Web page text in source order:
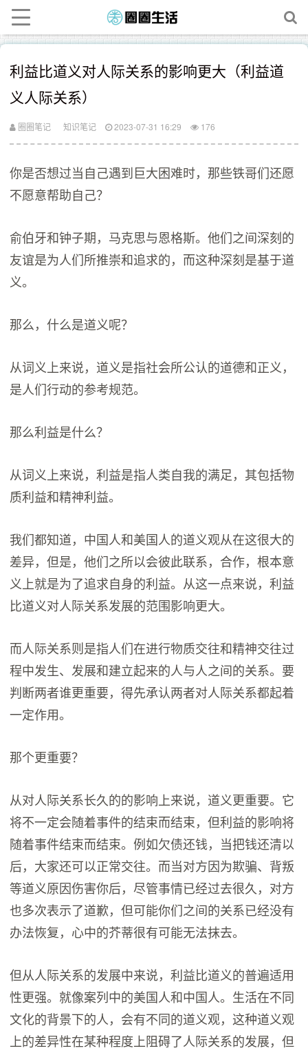
利益比道义对人际关系的影响更大（利益道
义人际关系）
圈圈笔记 知识笔记 2023-07-31 16:29 176
你是否想过当自己遇到巨大困难时，那些铁哥们还愿
不愿意帮助自己？
俞伯牙和钟子期，马克思与恩格斯。他们之间深刻的
友谊是为人们所推崇和追求的，而这种深刻是基于道
义。
那么，什么是道义呢？
从词义上来说，道义是指社会所公认的道德和正义，
是人们行动的参考规范。
那么利益是什么？
从词义上来说，利益是指人类自我的满足，其包括物
质利益和精神利益。
我们都知道，中国人和美国人的道义观从在这很大的
差异，但是，他们之所以会彼此联系，合作，根本意
义上就是为了追求自身的利益。从这一点来说，利益
比道义对人际关系发展的范围影响更大。
而人际关系则是指人们在进行物质交往和精神交往过
程中发生、发展和建立起来的人与人之间的关系。要
判断两者谁更重要，得先承认两者对人际关系都起着
一定作用。
那个更重要？
从对人际关系长久的的影响上来说，道义更重要。它
将不一定会随着事件的结束而结束，但利益的影响将
随着事件结束而结束。例如欠债还钱，当把钱还清以
后，大家还可以正常交往。而当对方因为欺骗、背叛
等道义原因伤害你后，尽管事情已经过去很久，对方
也多次表示了道歉，但可能你们之间的关系已经没有
办法恢复，心中的芥蒂很有可能无法抹去。
但从人际关系的发展中来说，利益比道义的普遍适用
性更强。就像案列中的美国人和中国人。生活在不同
文化的背景下的人，会有不同的道义观，这种道义观
上的差异性在某种程度上阻碍了人际关系的发展，但